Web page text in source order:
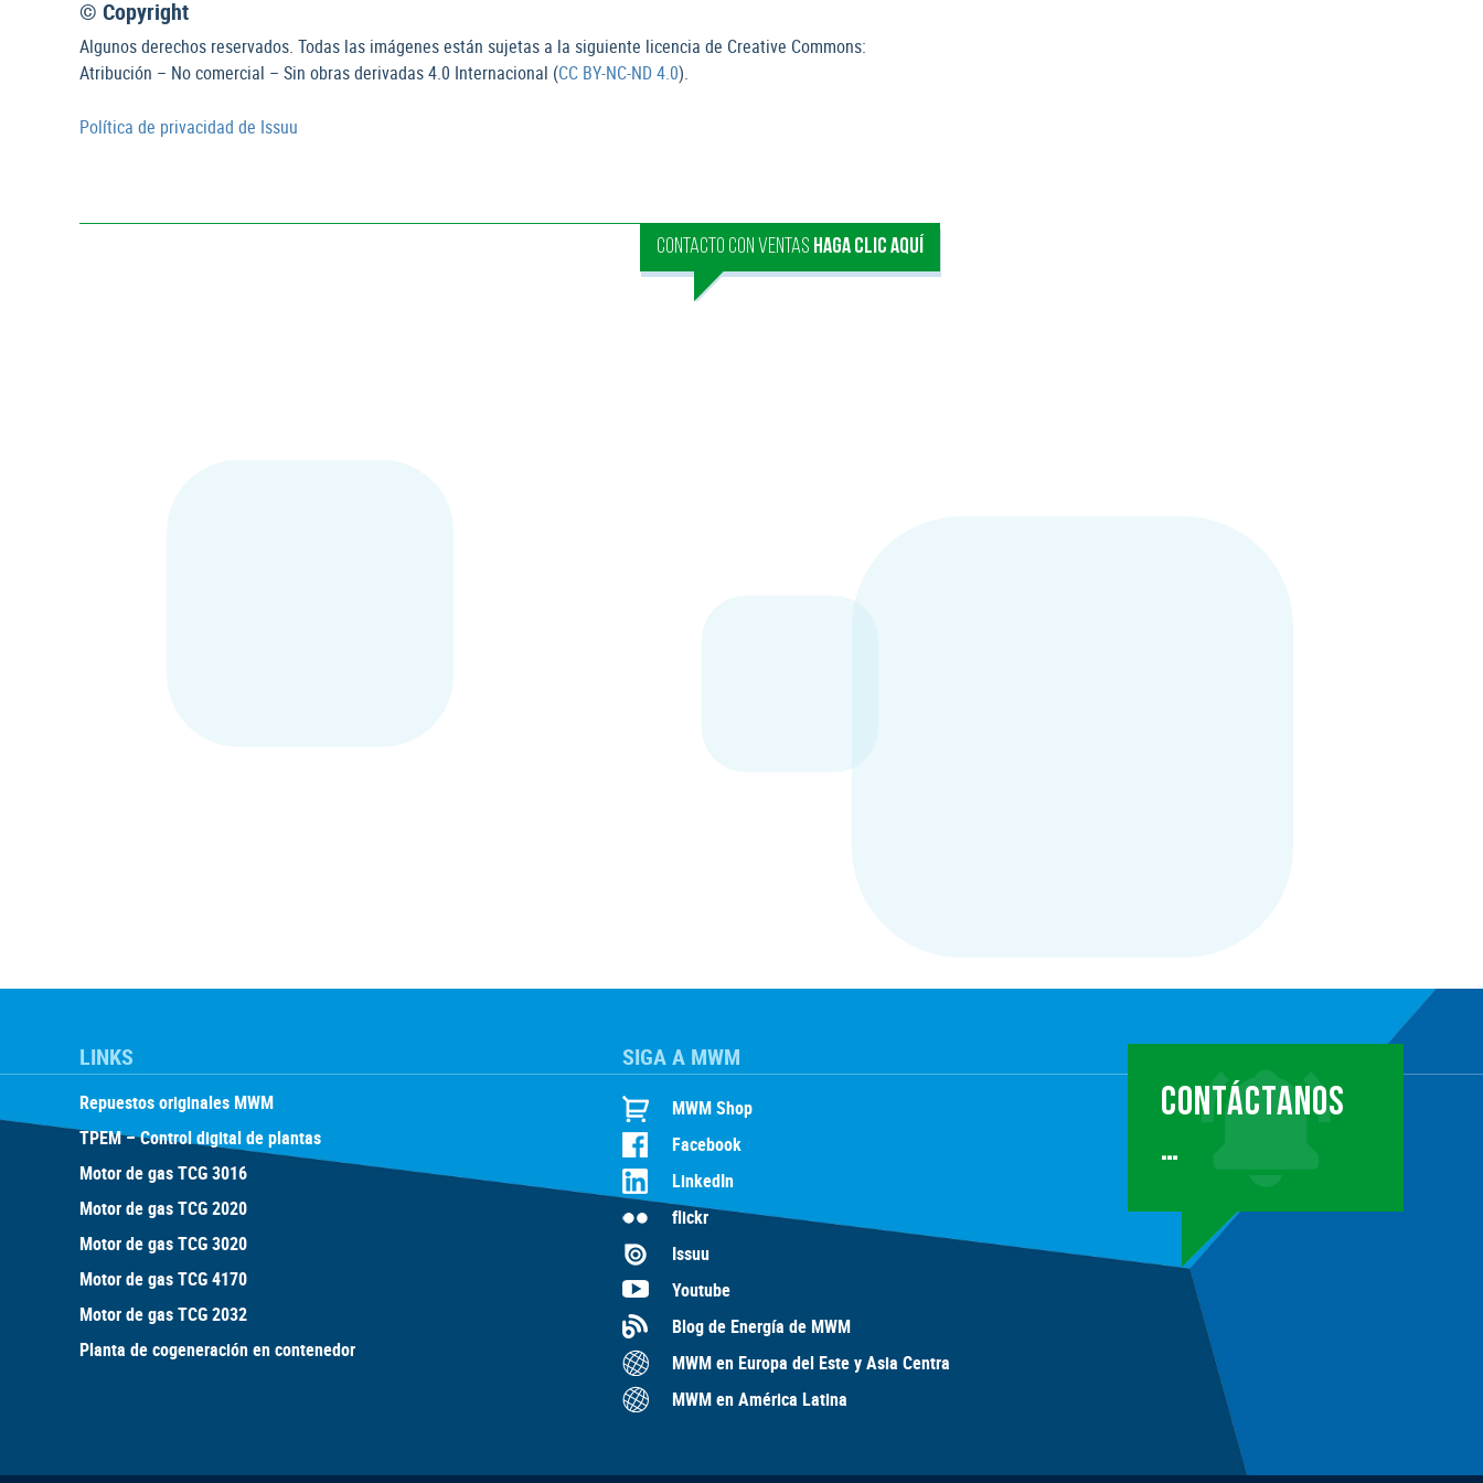
© Copyright
Algunos derechos reservados. Todas las imágenes están sujetas a la siguiente licencia de Creative Commons:
Atribución – No comercial – Sin obras derivadas 4.0 Internacional (CC BY-NC-ND 4.0).
Política de privacidad de Issuu
CONTACTO CON VENTAS HAGA CLIC AQUÍ
LINKS
Repuestos originales MWM
TPEM – Control digital de plantas
Motor de gas TCG 3016
Motor de gas TCG 2020
Motor de gas TCG 3020
Motor de gas TCG 4170
Motor de gas TCG 2032
Planta de cogeneración en contenedor
SIGA A MWM
MWM Shop
Facebook
LinkedIn
flickr
Issuu
Youtube
Blog de Energía de MWM
MWM en Europa del Este y Asia Centra
MWM en América Latina
CONTÁCTANOS
…